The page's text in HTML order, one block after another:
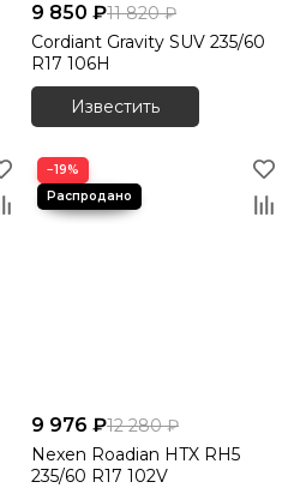
9 850 ₽11 820 ₽
Cordiant Gravity SUV 235/60
R17 106H
Известить
−19%
9 976 ₽12 280 ₽
Nexen Roadian HTX RH5
235/60 R17 102V